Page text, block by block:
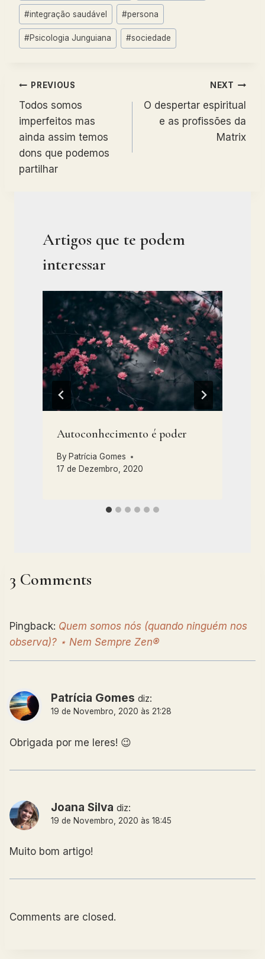
#integração saudável #persona
#Psicologia Junguiana #sociedade
Navegação
de
artigos
PREVIOUS
Todos somos
imperfeitos mas
ainda assim temos
dons que podemos
partilhar
NEXT
O despertar espiritual
e as profissões da
Matrix
Artigos que te podem
interessar
Autoconhecimento é poder
By Patrícia Gomes
17 de Dezembro, 2020
3 Comments
Pingback: Quem somos nós (quando ninguém nos
observa)? ⋆ Nem Sempre Zen®
Patrícia Gomes diz:
19 de Novembro, 2020 às 21:28
Obrigada por me leres! 😉
Joana Silva diz:
19 de Novembro, 2020 às 18:45
Muito bom artigo!
Comments are closed.